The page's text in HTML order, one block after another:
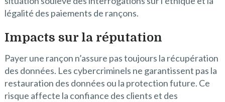
légalité des paiements de rançons.
Impacts sur la réputation
Payer une rançon n’assure pas toujours la récupération
des données. Les cybercriminels ne garantissent pas la
restauration des données ou la protection future. Ce
risque affecte la confiance des clients et des